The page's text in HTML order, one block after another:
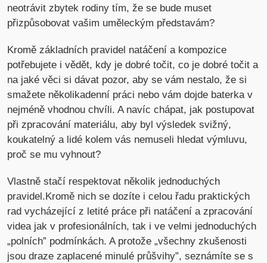
neotrávit zbytek rodiny tím, že se bude muset
přizpůsobovat vašim uměleckým představám?
Kromě základních pravidel natáčení a kompozice
potřebujete i vědět, kdy je dobré točit, co je dobré točit a
na jaké věci si dávat pozor, aby se vám nestalo, že si
smažete několikadenní práci nebo vám dojde baterka v
nejméně vhodnou chvíli. A navíc chápat, jak postupovat
při zpracování materiálu, aby byl výsledek svižný,
koukatelný a lidé kolem vás nemuseli hledat výmluvu,
proč se mu vyhnout?
Vlastně stačí respektovat několik jednoduchých
pravidel.Kromě nich se dozíte i celou řadu praktických
rad vycházející z letité práce při natáčení a zpracování
videa jak v profesionálních, tak i ve velmi jednoduchých
„polních” podmínkách. A protože „všechny zkušenosti
jsou draze zaplacené minulé průšvihy”, seznámíte se s